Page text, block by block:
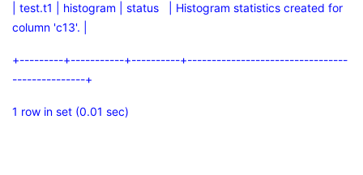
| test.t1 | histogram | status | Histogram statistics created for
column 'c13'. |
+---------+-----------+----------+---------------------------------
---------------+
1 row in set (0.01 sec)